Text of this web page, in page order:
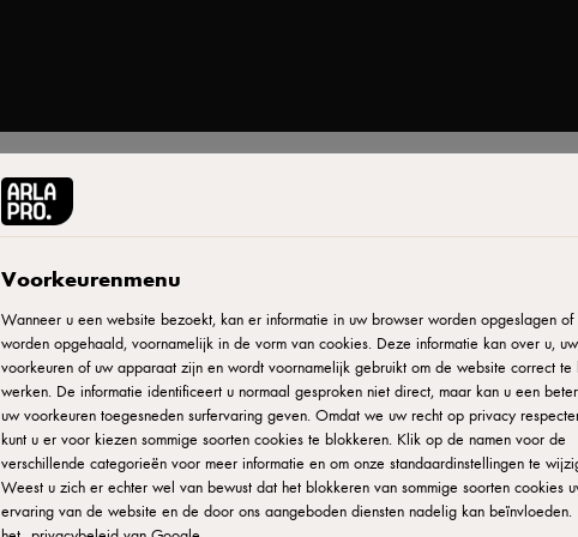
Biologische Volle Melk
ID: 25201 6x1 l
Melk van Arla Bio, kies voor lekker puur!
ZIE WAAR JE HET PRODUCT KUNT KOPEN
Voorkeurenmenu
Wanneer u een website bezoekt, kan er informatie in uw browser worden opgeslagen of
worden opgehaald, voornamelijk in de vorm van cookies. Deze informatie kan over u, uw
voorkeuren of uw apparaat zijn en wordt voornamelijk gebruikt om de website correct te
werken. De informatie identificeert u normaal gesproken niet direct, maar kan u een
uw voorkeuren toegesneden surfervaring geven. Omdat we uw recht op privacy
kunt u er voor kiezen sommige soorten cookies te blokkeren. Klik op de namen voor de
verschillende categorieën voor meer informatie en om onze standaardinstellingen te
Weest u zich er echter wel van bewust dat het blokkeren van sommige soorten cookies
ervaring van de website en de door ons aangeboden diensten nadelig kan beïnvloeden.